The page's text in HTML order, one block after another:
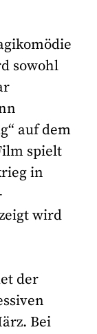
sowohl
auf dem
spielt
in
wird
der
Bei